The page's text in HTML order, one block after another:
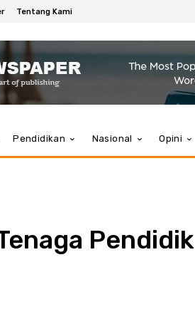
Tentang Kami
Pendidikan Nasional Opini
Pendidik